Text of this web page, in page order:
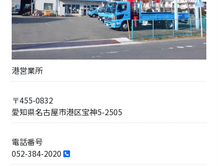
港営業所
〒455-0832
愛知県名古屋市港区宝神5-2505
電話番号
052-384-2020